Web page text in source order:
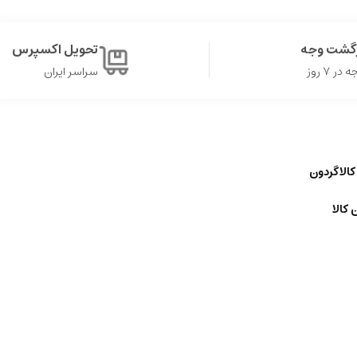
وجه
۷ روز
تحویل اکسپرس
سراسر ایران
کالا